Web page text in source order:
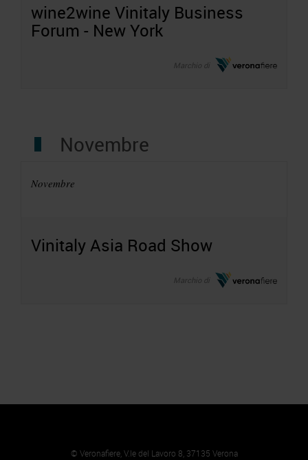
wine2wine Vinitaly Business
Forum - New York
Marchio di
Novembre
Novembre
Vinitaly Asia Road Show
Marchio di
© Veronafiere, V.le del Lavoro 8, 37135 Verona